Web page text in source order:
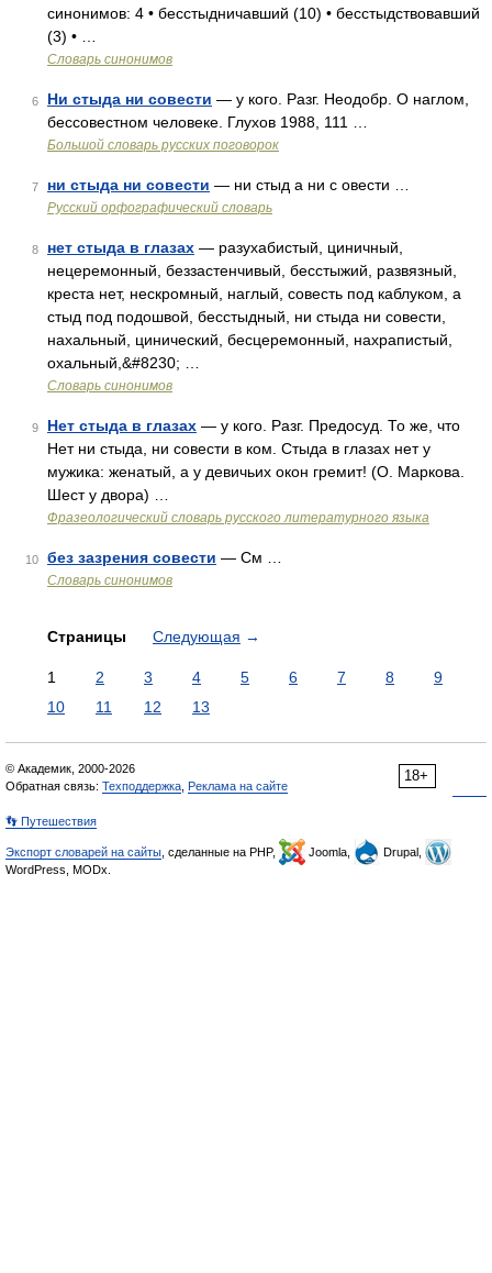
синонимов: 4 • бесстыдничавший (10) • бесстыдствовавший
(3) • …
Словарь синонимов
6 Ни стыда ни совести — у кого. Разг. Неодобр. О наглом,
бессовестном человеке. Глухов 1988, 111 …
Большой словарь русских поговорок
7 ни стыда ни совести — ни стыд а ни с овести …
Русский орфографический словарь
8 нет стыда в глазах — разухабистый, циничный,
нецеремонный, беззастенчивый, бесстыжий, развязный,
креста нет, нескромный, наглый, совесть под каблуком, а
стыд под подошвой, бесстыдный, ни стыда ни совести,
нахальный, цинический, бесцеремонный, нахрапистый,
охальный,&#8230; …
Словарь синонимов
9 Нет стыда в глазах — у кого. Разг. Предосуд. То же, что
Нет ни стыда, ни совести в ком. Стыда в глазах нет у
мужика: женатый, а у девичьих окон гремит! (О. Маркова.
Шест у двора) …
Фразеологический словарь русского литературного языка
10 без зазрения совести — См …
Словарь синонимов
Страницы Следующая →
1 2 3 4 5 6 7 8
9
10
11 12 13
18+
© Академик, 2000-2026
Обратная связь: Техподдержка Реклама на сайте
👣 Путешествия
Экспорт словарей на сайты , сделанные на PHP, Joomla,
Drupal,
WordPress, MODx.